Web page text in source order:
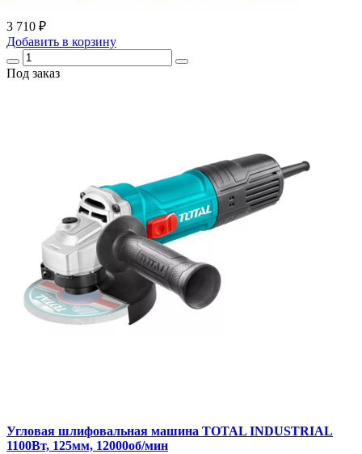
3 710 ₽
Добавить в корзину
Под заказ
Угловая шлифовальная машина TOTAL INDUSTRIAL
1100Вт, 125мм, 12000об/мин